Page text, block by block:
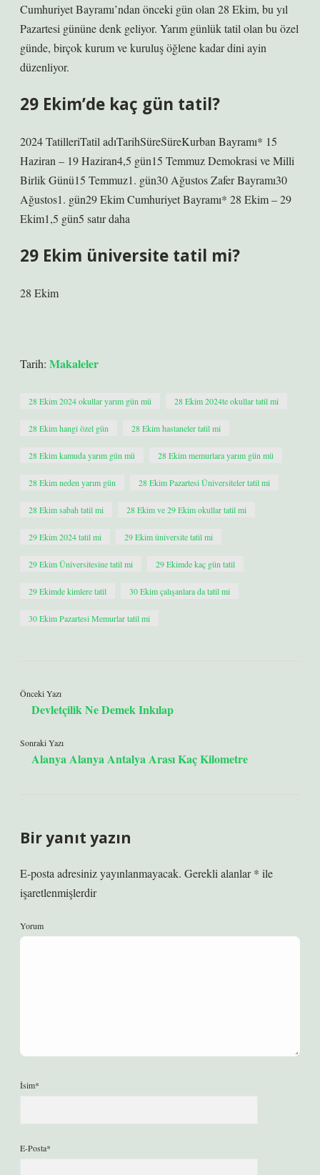
Cumhuriyet Bayramı’ndan önceki gün olan 28 Ekim, bu yıl
Pazartesi gününe denk geliyor. Yarım günlük tatil olan bu özel
günde, birçok kurum ve kuruluş öğlene kadar dini ayin
düzenliyor.
29 Ekim’de kaç gün tatil?
2024 TatilleriTatil adıTarihSüreSüreKurban Bayramı* 15
Haziran – 19 Haziran4,5 gün15 Temmuz Demokrasi ve Milli
Birlik Günü15 Temmuz1. gün30 Ağustos Zafer Bayramı30
Ağustos1. gün29 Ekim Cumhuriyet Bayramı* 28 Ekim – 29
Ekim1,5 gün5 satır daha
29 Ekim üniversite tatil mi?
28 Ekim
Tarih: Makaleler
28 Ekim 2024 okullar yarım gün mü 28 Ekim 2024te okullar tatil mi
28 Ekim hangi özel gün 28 Ekim hastaneler tatil mi
28 Ekim kamuda yarım gün mü 28 Ekim memurlara yarım gün mü
28 Ekim neden yarım gün 28 Ekim Pazartesi Üniversiteler tatil mi
28 Ekim sabah tatil mi 28 Ekim ve 29 Ekim okullar tatil mi
29 Ekim 2024 tatil mi 29 Ekim üniversite tatil mi
29 Ekim Üniversitesine tatil mi 29 Ekimde kaç gün tatil
29 Ekimde kimlere tatil 30 Ekim çalışanlara da tatil mi
30 Ekim Pazartesi Memurlar tatil mi
Önceki Yazı
Devletçilik Ne Demek Inkılap
Sonraki Yazı
Alanya Alanya Antalya Arası Kaç Kilometre
Bir yanıt yazın
E-posta adresiniz yayınlanmayacak. Gerekli alanlar* ile
işaretlenmişlerdir
Yorum
İsim*
E-Posta*